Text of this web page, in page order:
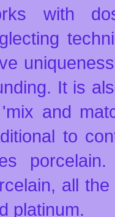
with
It is
and
to
porcelain.
all
platinum.